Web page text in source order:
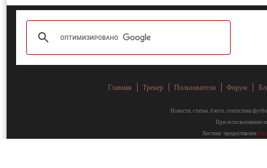
Главная Трекер Пользователи Форум
Новости, статьи, блоги, статистика
При использовании
Хостинг предоставлен